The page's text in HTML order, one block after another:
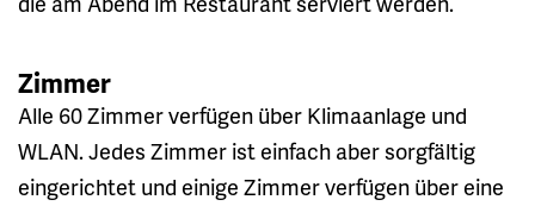
Zimmer
Alle 60 Zimmer verfügen über Klimaanlage und
WLAN. Jedes Zimmer ist einfach aber sorgfältig
eingerichtet und einige Zimmer verfügen über eine